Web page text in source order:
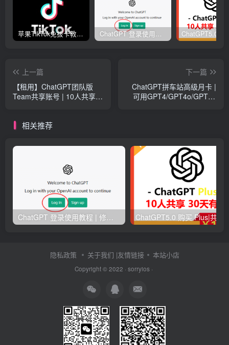
苹果TikTok免拔卡教程解决黑屏闪退免费美区苹果ID ChatGPT 登录使用教程 | 修改密码流程 | 常见问题解决
上一篇
【租用】ChatGPT团队版
Team共享账号 | 10人共享5
下一篇
ChatGPT拼车站高级月卡 |
可用GPT4/GPT4o/GPT5 |
相关推荐
ChatGPT 登录使用教程 | 修改密码流程 | 常见问题解决
隐私政策 关于我们 |友情链接 本站小店
Copyright © 2022 · sorryios ·